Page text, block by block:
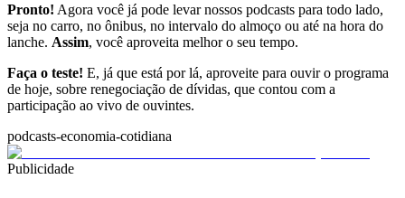
Pronto! Agora você já pode levar nossos podcasts para todo lado,
seja no carro, no ônibus, no intervalo do almoço ou até na hora do
lanche. Assim, você aproveita melhor o seu tempo.
Faça o teste! E, já que está por lá, aproveite para ouvir o programa
de hoje, sobre renegociação de dívidas, que contou com a
participação ao vivo de ouvintes.
podcasts-economia-cotidiana
Publicidade